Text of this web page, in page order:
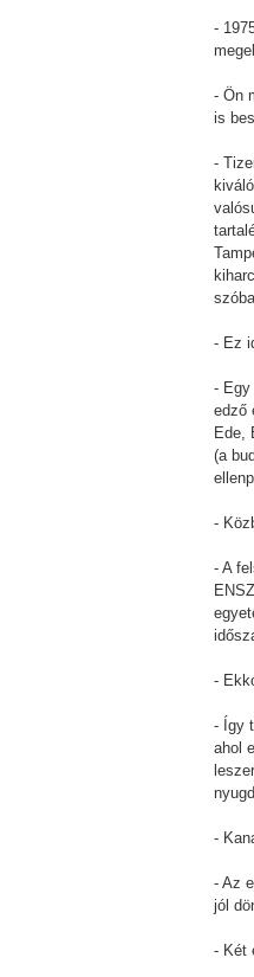
-
- Ön
is
-
- Ez
- Egy
edző
Ede,
(a
-
- A
-
- Így
ahol
-
- Az
jól
- Két